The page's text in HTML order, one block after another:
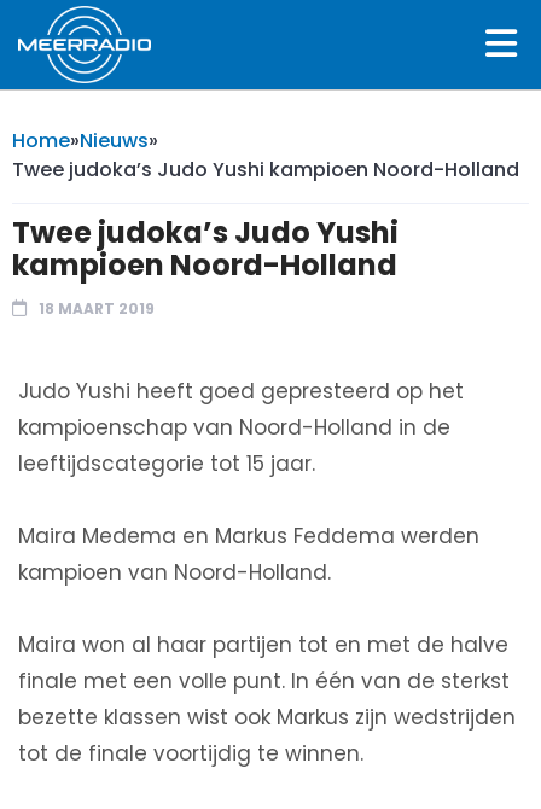
Home»Nieuws»
Twee judoka’s Judo Yushi kampioen Noord-Holland
Twee judoka’s Judo Yushi
kampioen Noord-Holland
18 MAART 2019
Judo Yushi heeft goed gepresteerd op het
kampioenschap van Noord-Holland in de
leeftijdscategorie tot 15 jaar.
Maira Medema en Markus Feddema werden
kampioen van Noord-Holland.
Maira won al haar partijen tot en met de halve
finale met een volle punt. In één van de sterkst
bezette klassen wist ook Markus zijn wedstrijden
tot de finale voortijdig te winnen.